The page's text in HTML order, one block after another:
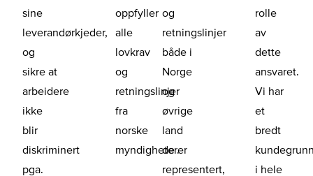
sine
leverandørkjeder,
og
sikre at
arbeidere
ikke
blir
diskriminert
pga.
oppfyller
alle
lovkrav
og
retningslinjer
fra
norske
myndigheter.
og
retningslinjer
både i
Norge
og
øvrige
land
de er
representert,
rolle
av
dette
ansvaret.
Vi har
et
bredt
i hele